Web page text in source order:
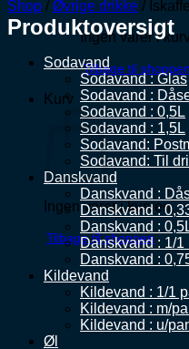
Ingen varer i
Tilbage til shoppen
Kurv
Ingen varer i kurven.
Tilbage til shoppen
Shop / Øvrige drikke / Iskaffe
Produktoversigt
Sodavand
Sodavand : Glas
Sodavand :
Sodavand : 0,5L
Sodavand : 1,5L
Sodavand:
Sodavand: Til
Danskvand
Danskvand :
Danskvand :
Danskvand :
Danskvand : 1/1
Danskvand :
Kildevand
Kildevand : 1/1
Kildevand : m/
Kildevand : u/
Øl